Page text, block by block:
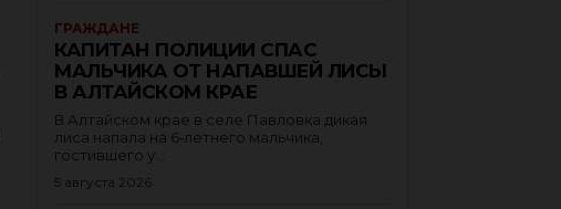
ГРАЖДАНЕ
КАПИТАН ПОЛИЦИИ СПАС
МАЛЬЧИКА ОТ НАПАВШЕЙ ЛИСЫ
В АЛТАЙСКОМ КРАЕ
В Алтайском крае в селе Павловка дикая
лиса напала на 6‑летнего мальчика,
гостившего у...
5 августа 2026